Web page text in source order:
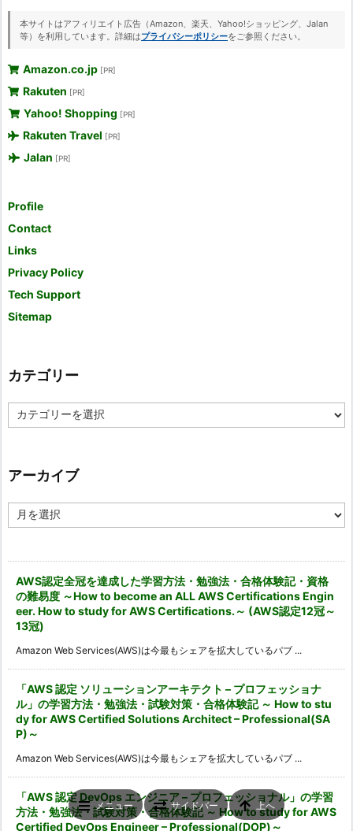
本サイトはアフィリエイト広告（Amazon、楽天、Yahoo!ショッピング、Jalan
等）を利用しています。詳細はプライバシーポリシーをご参照ください。
Amazon.co.jp [PR]
Rakuten [PR]
Yahoo! Shopping [PR]
Rakuten Travel [PR]
Jalan [PR]
Profile
Contact
Links
Privacy Policy
Tech Support
Sitemap
カテゴリー
テ
ー
アーカイブ
ー
AWS認定全冠を達成した学習方法・勉強法・合格体験記・資格
の難易度 ～How to become an ALL AWS Certifications Engin
eer. How to study for AWS Certifications.～ (AWS認定12冠～
13冠)
Amazon Web Services(AWS)は今最もシェアを拡大しているパブ ...
「AWS 認定 ソリューションアーキテクト – プロフェッショナ
ル」の学習方法・勉強法・試験対策・合格体験記 ～ How to stu
dy for AWS Certified Solutions Architect – Professional(SA
P)～
Amazon Web Services(AWS)は今最もシェアを拡大しているパブ ...
「AWS 認定 DevOps エンジニア – プロフェッショナル」の学習
方法・勉強法・試験対策・合格体験記 ～ How to study for AWS
Certified DevOps Engineer – Professional(DOP)～
メニュー サイドバー 上へ